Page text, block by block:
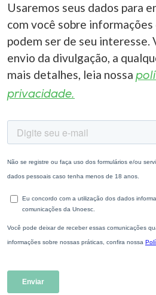
Usaremos seus dados para
com você sobre
podem ser de seu interesse.
envio da divulgação, a
mais detalhes, leia nossa
privacidade.